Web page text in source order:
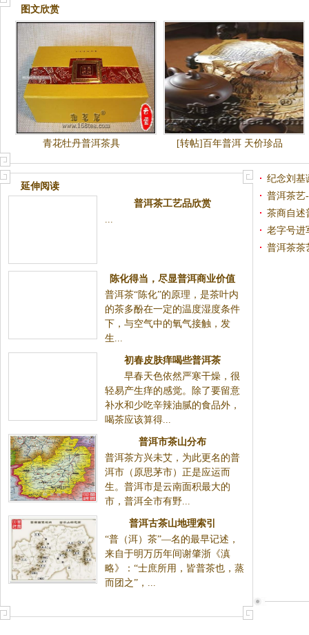
图文欣赏
青花牡丹普洱茶具 [转帖]百年普洱 天价珍品
延伸阅读
普洱茶工艺品欣赏
...
陈化得当，尽显普洱商业价值
普洱茶“陈化”的原理，是茶叶内
的茶多酚在一定的温度湿度条件
下，与空气中的氧气接触，发
生...
初春皮肤痒喝些普洱茶
早春天色依然严寒干燥，很
轻易产生痒的感觉。除了要留意
补水和少吃辛辣油腻的食品外，
喝茶应该算得...
普洱市茶山分布
普洱茶方兴未艾，为此更名的普
洱市（原思茅市）正是应运而
生。普洱市是云南面积最大的
市，普洱全市有野...
普洱古茶山地理索引
“普（洱）茶”—名的最早记述，
来自于明万历年间谢肇浙《滇
略》：“士庶所用，皆普茶也，蒸
而团之”，...
纪念刘基
普洱茶艺
茶商自述
老字号进
普洱茶茶